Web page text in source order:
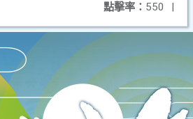
點擊率： 550 |